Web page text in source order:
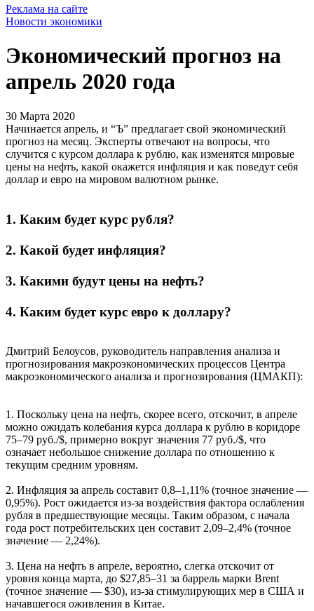
Реклама на сайте
Новости экономики
Экономический прогноз на
апрель 2020 года
30 Марта 2020
Начинается апрель, и “Ъ” предлагает свой экономический
прогноз на месяц. Эксперты отвечают на вопросы, что
случится с курсом доллара к рублю, как изменятся мировые
цены на нефть, какой окажется инфляция и как поведут себя
доллар и евро на мировом валютном рынке.
1. Каким будет курс рубля?
2. Какой будет инфляция?
3. Какими будут цены на нефть?
4. Каким будет курс евро к доллару?
Дмитрий Белоусов, руководитель направления анализа и
прогнозирования макроэкономических процессов Центра
макроэкономического анализа и прогнозирования (ЦМАКП):
1. Поскольку цена на нефть, скорее всего, отскочит, в апреле
можно ожидать колебания курса доллара к рублю в коридоре
75–79 руб./$, примерно вокруг значения 77 руб./$, что
означает небольшое снижение доллара по отношению к
текущим средним уровням.
2. Инфляция за апрель составит 0,8–1,11% (точное значение —
0,95%). Рост ожидается из-за воздействия фактора ослабления
рубля в предшествующие месяцы. Таким образом, с начала
года рост потребительских цен составит 2,09–2,4% (точное
значение — 2,24%).
3. Цена на нефть в апреле, вероятно, слегка отскочит от
уровня конца марта, до $27,85–31 за баррель марки Brent
(точное значение — $30), из-за стимулирующих мер в США и
начавшегося оживления в Китае.